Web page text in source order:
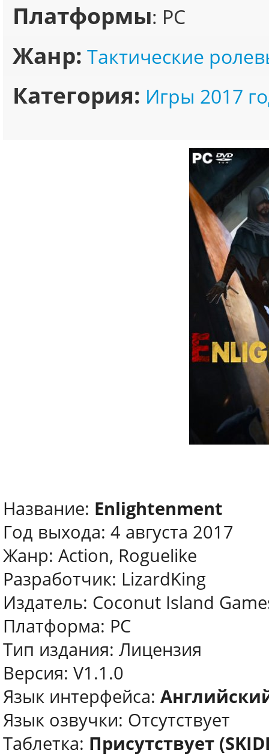
Платформы: PC
Жанр: Тактические
Категория: Игры 2017
Название: Enlightenment
Год выхода: 4 августа 2017
Жанр: Action, Roguelike
Разработчик: LizardKing
Издатель: Coconut Island
Платформа: PC
Тип издания: Лицензия
Версия: V1.1.0
Язык интерфейса:
Язык озвучки: Отсутствует
Таблетка: Присутствует